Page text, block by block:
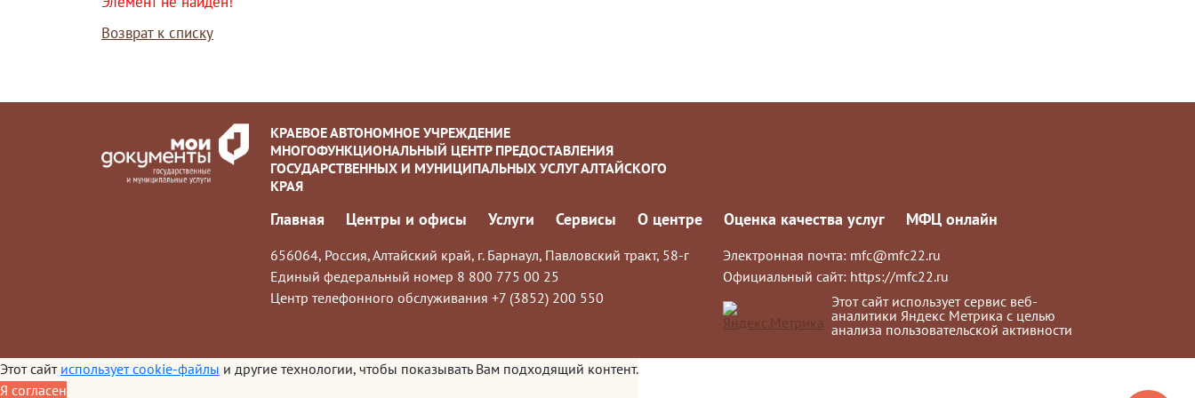
Возврат к списку
КРАЕВОЕ АВТОНОМНОЕ УЧРЕЖДЕНИЕ
МНОГОФУНКЦИОНАЛЬНЫЙ ЦЕНТР ПРЕДОСТАВЛЕНИЯ
ГОСУДАРСТВЕННЫХ И МУНИЦИПАЛЬНЫХ УСЛУГ АЛТАЙСКОГО
КРАЯ
Главная Центры и офисы Услуги Сервисы О центре Оценка качества услуг МФЦ онлайн
656064, Россия, Алтайский край, г. Барнаул, Павловский тракт, 58-г
Единый федеральный номер 8 800 775 00 25
Центр телефонного обслуживания +7 (3852) 200 550
Электронная почта: mfc@mfc22.ru
Официальный сайт: https://mfc22.ru
Этот сайт использует сервис веб-
аналитики Яндекс Метрика с целью
анализа пользовательской активности
Этот сайт использует cookie-файлы и другие технологии, чтобы показывать Вам подходящий контент.
Я согласен